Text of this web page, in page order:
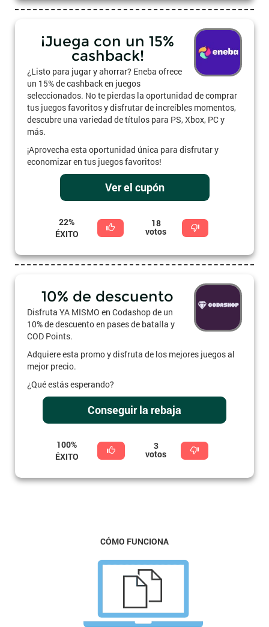
¡Juega con un 15%
cashback!
¿Listo para jugar y ahorrar? Eneba ofrece
un 15% de cashback en juegos
seleccionados. No te pierdas la oportunidad de comprar
tus juegos favoritos y disfrutar de increíbles momentos,
descubre una variedad de títulos para PS, Xbox, PC y
más.
¡Aprovecha esta oportunidad única para disfrutar y
economizar en tus juegos favoritos!
Ver el cupón
22%
ÉXITO
18
votos
10% de descuento
Disfruta YA MISMO en Codashop de un
10% de descuento en pases de batalla y
COD Points.
Adquiere esta promo y disfruta de los mejores juegos al
mejor precio.
¿Qué estás esperando?
Conseguir la rebaja
100%
ÉXITO
3
votos
CÓMO FUNCIONA